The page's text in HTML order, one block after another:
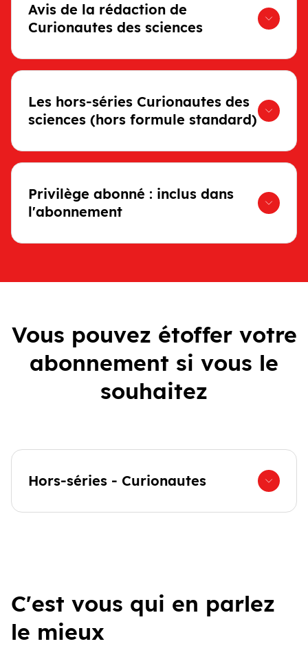
Avis de la rédaction de
Curionautes des sciences
Les hors-séries Curionautes des
sciences (hors formule standard)
Privilège abonné : inclus dans
l'abonnement
Vous pouvez étoffer votre
abonnement si vous le
souhaitez
Hors-séries - Curionautes
C'est vous qui en parlez
le mieux